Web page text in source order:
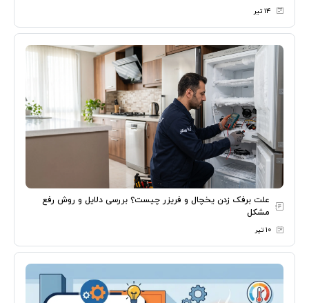
۱۴ تیر
علت برفک زدن یخچال و فریزر چیست؟ بررسی دلایل و روش رفع
مشکل
۱۰ تیر